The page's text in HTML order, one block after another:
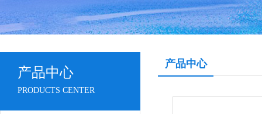
产品中心
PRODUCTS CENTER
产品中心